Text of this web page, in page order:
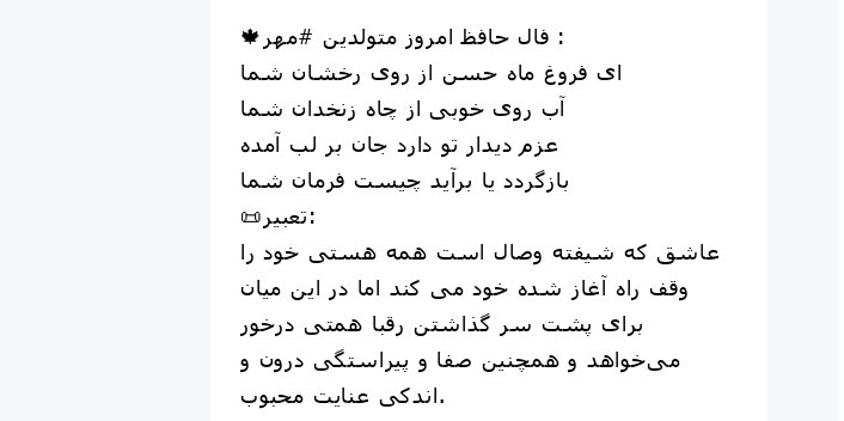
🍁فال حافظ امروز متولدین‌ #مهر :
ای فروغ ماه حسن از روی رخشان شما
آب روی خوبی از چاه زنخدان شما
عزم دیدار تو دارد جان بر لب آمده
بازگردد یا برآید چیست فرمان شما
📜تعبیر:
عاشق که شیفته وصال است همه هستی خود را
وقف راه آغاز شده خود می کند اما در این میان
برای پشت سر گذاشتن رقبا همتی درخور
می‌خواهد و همچنین صفا و پیراستگی درون و
اندکی عنایت محبوب.